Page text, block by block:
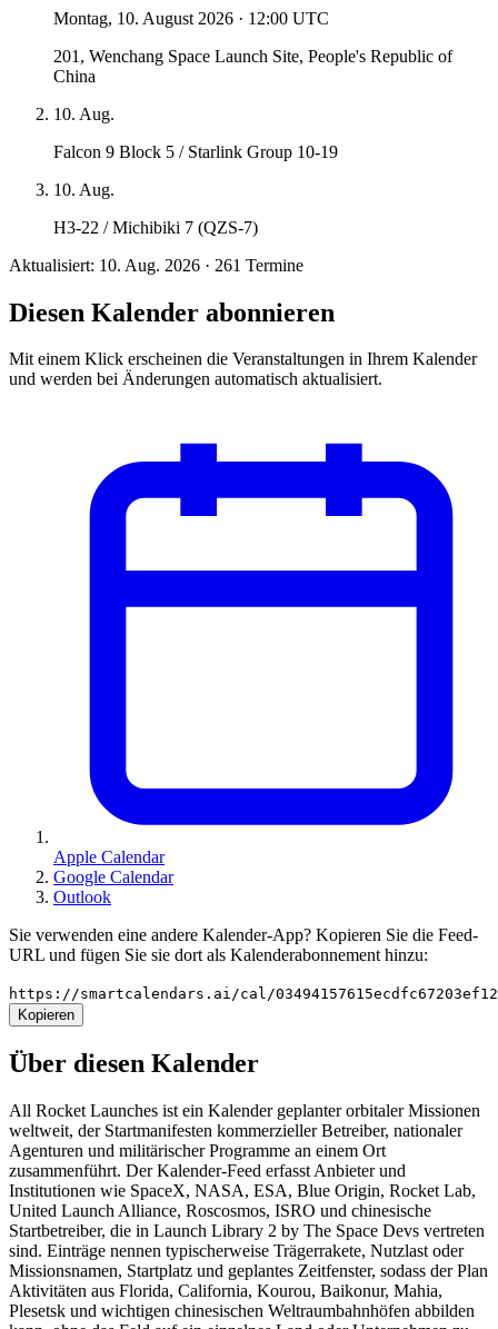
Montag, 10. August 2026 · 12:00 UTC
201, Wenchang Space Launch Site, People's Republic of
China
10. Aug.
Falcon 9 Block 5 / Starlink Group 10-19
10. Aug.
H3-22 / Michibiki 7 (QZS-7)
Aktualisiert: 10. Aug. 2026 · 261 Termine
Diesen Kalender abonnieren
Mit einem Klick erscheinen die Veranstaltungen in Ihrem Kalender
und werden bei Änderungen automatisch aktualisiert.
Apple Calendar
Google Calendar
Outlook
Sie verwenden eine andere Kalender-App? Kopieren Sie die Feed-
URL und fügen Sie sie dort als Kalenderabonnement hinzu:
https://smartcalendars.ai/cal/
Kopieren
Über diesen Kalender
All Rocket Launches ist ein Kalender geplanter orbitaler Missionen
weltweit, der Startmanifesten kommerzieller Betreiber, nationaler
Agenturen und militärischer Programme an einem Ort
zusammenführt. Der Kalender-Feed erfasst Anbieter und
Institutionen wie SpaceX, NASA, ESA, Blue Origin, Rocket Lab,
United Launch Alliance, Roscosmos, ISRO und chinesische
Startbetreiber, die in Launch Library 2 by The Space Devs vertreten
sind. Einträge nennen typischerweise Trägerrakete, Nutzlast oder
Missionsnamen, Startplatz und geplantes Zeitfenster, sodass der Plan
Aktivitäten aus Florida, California, Kourou, Baikonur, Mahia,
Plesetsk und wichtigen chinesischen Weltraumbahnhöfen abbilden